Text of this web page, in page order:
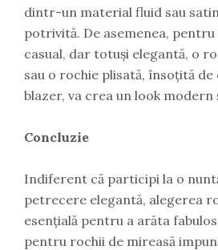
dintr-un material fluid sau
potrivită. De asemenea,
casual, dar totuși elegantă, o
sau o rochie plisată, însoțită de
blazer, va crea un look modern
Concluzie
Indiferent că participi la o
petrecere elegantă, alegerea
esențială pentru a arăta
pentru rochii de mireasă